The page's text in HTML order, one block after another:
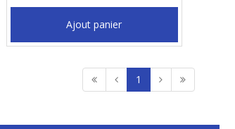
Ajout panier
1